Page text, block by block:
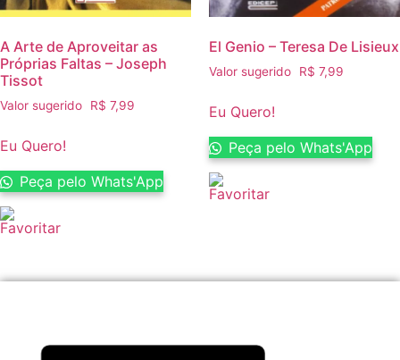
A Arte de Aproveitar as
Próprias Faltas – Joseph
Tissot
Valor sugerido R$ 7,99
Eu Quero!
Peça pelo Whats'App
El Genio – Teresa De Lisieux
Valor sugerido R$ 7,99
Eu Quero!
Peça pelo Whats'App